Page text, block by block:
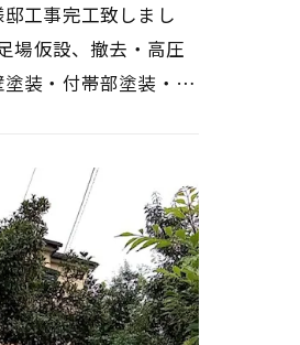
工事完工致しまし
装・付帯部塗装・ベ